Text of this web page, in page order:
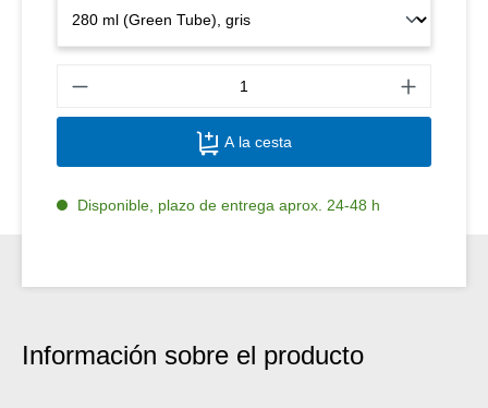
A la cesta
Disponible, plazo de entrega aprox. 24-48 h
Información sobre el producto